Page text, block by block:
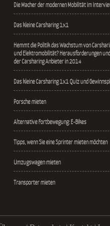
Die Macher der modernen Mobilität im
Das kleine Carsharing 1x1
Hemmt die Politik das Wachstum von
und Elektromobilität? Herausforderungen
der Carsharing Anbieter in 2014
Das kleine Carsharing 1x1 Quiz und
Porsche mieten
Alternative Fortbewegung: E-Bikes
Tipps, wenn Sie eine Sprinter mieten möchten
Umzugswagen mieten
Transporter mieten